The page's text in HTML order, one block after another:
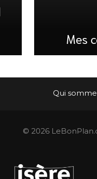
Mes
Qui
© 2026